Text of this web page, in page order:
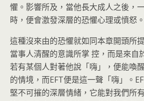
懼。影響所及，當他長大成人之後，
時，便會激發深層的恐懼心理或憤怒。
這種沒來由的恐懼就如同本章開頭所
當事人清醒的意識所掌 控，而是來自
若有某個人對著他說「嗨」，便能喚
的情境，而EFT便是這一聲「嗨」。
堅不可摧的深層情緒，它能對我們所